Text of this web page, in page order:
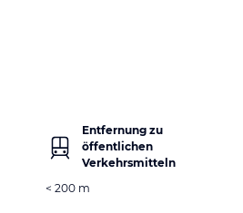
Entfernung zu
öffentlichen
Verkehrsmitteln
< 200 m